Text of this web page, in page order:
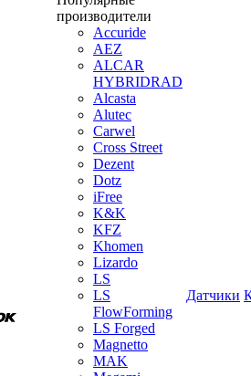
производители
Accuride
AEZ
ALCAR
HYBRIDRAD
Alcasta
Alutec
Carwel
Cross Street
Dezent
Dotz
iFree
K&K
KFZ
Khomen
Lizardo
LS
LS
FlowForming
LS Forged
Magnetto
MAK
Датчики